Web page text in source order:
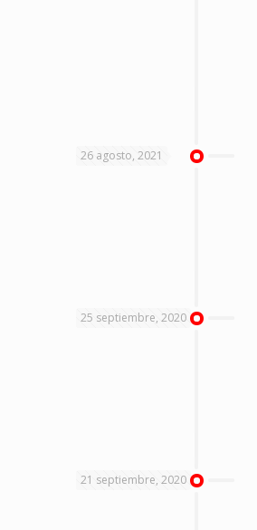
26 agosto, 2021
25 septiembre, 2020
21 septiembre, 2020